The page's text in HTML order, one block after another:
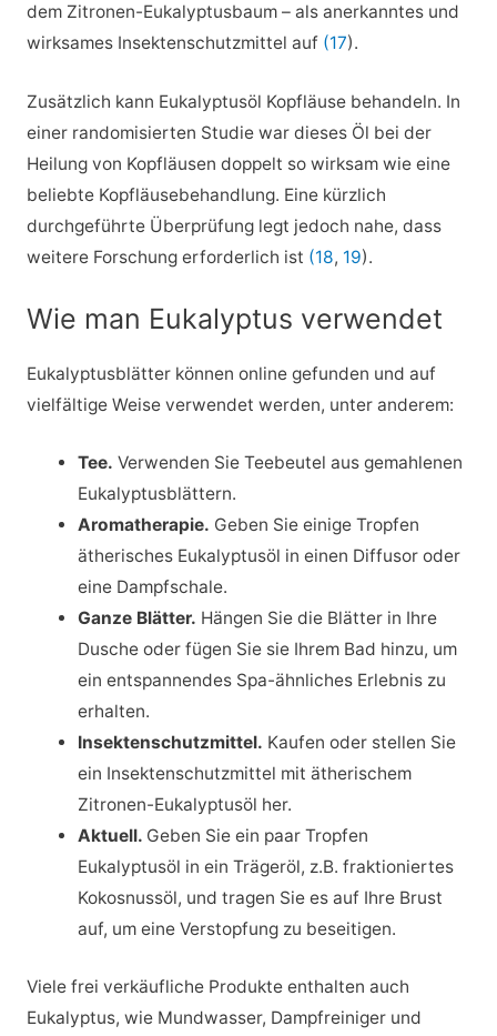
dem Zitronen-Eukalyptusbaum – als anerkanntes und
wirksames Insektenschutzmittel auf(17).
Zusätzlich kann Eukalyptusöl Kopfläuse behandeln. In
einer randomisierten Studie war dieses Öl bei der
Heilung von Kopfläusen doppelt so wirksam wie eine
beliebte Kopfläusebehandlung. Eine kürzlich
durchgeführte Überprüfung legt jedoch nahe, dass
weitere Forschung erforderlich ist (18, 19).
Wie man Eukalyptus verwendet
Eukalyptusblätter können online gefunden und auf
vielfältige Weise verwendet werden, unter anderem:
Tee. Verwenden Sie Teebeutel aus gemahlenen
Eukalyptusblättern.
Aromatherapie. Geben Sie einige Tropfen
ätherisches Eukalyptusöl in einen Diffusor oder
eine Dampfschale.
Ganze Blätter. Hängen Sie die Blätter in Ihre
Dusche oder fügen Sie sie Ihrem Bad hinzu, um
ein entspannendes Spa-ähnliches Erlebnis zu
erhalten.
Insektenschutzmittel. Kaufen oder stellen Sie
ein Insektenschutzmittel mit ätherischem
Zitronen-Eukalyptusöl her.
Aktuell. Geben Sie ein paar Tropfen
Eukalyptusöl in ein Trägeröl, z.B. fraktioniertes
Kokosnussöl, und tragen Sie es auf Ihre Brust
auf, um eine Verstopfung zu beseitigen.
Viele frei verkäufliche Produkte enthalten auch
Eukalyptus, wie Mundwasser, Dampfreiniger und